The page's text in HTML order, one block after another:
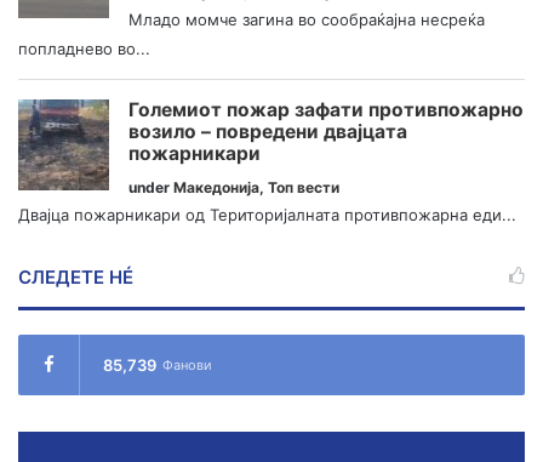
Младо момче загина во сообраќајна несреќа
попладнево во...
Големиот пожар зафати противпожарно
возило – повредени двајцата
пожарникари
under Македонија, Топ вести
Двајца пожарникари од Територијалната противпожарна еди...
СЛЕДЕТЕ НÉ
85,739 Фанови